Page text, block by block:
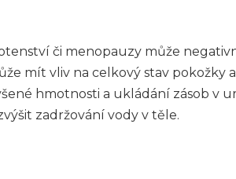
či menopauzy může
mít vliv na celkový stav pokožky
hmotnosti a ukládání zásob v
zadržování vody v těle.